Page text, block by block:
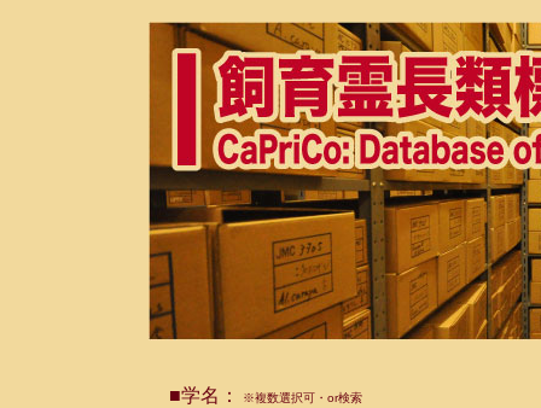
■学名： ※複数選択可・or検索